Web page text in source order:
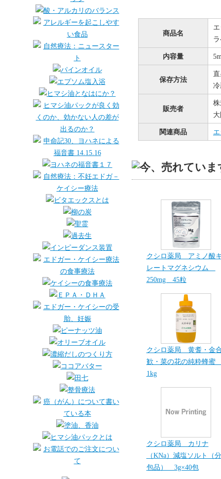
商品名
内容量
保存方法
販売者
関連商品
クシロ薬局 アミノ酸
レートマグネシウム
250mg 45粒
クシロ薬局 黄耆・金
歓・菜の花の純粋蜂
1kg
クシロ薬局 カリナ
（KNa）減塩ソルト（分
包品） 3g×40包